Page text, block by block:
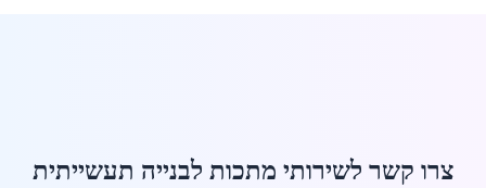
צרו קשר לשירותי מתכות לבנייה תעשייתית